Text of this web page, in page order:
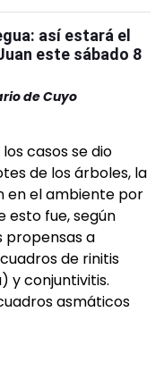
así estará el
este sábado 8
de Cuyo
casos se dio
de los árboles, la
en el ambiente por
esto fue, según
propensas a
de rinitis
y conjuntivitis.
asmáticos